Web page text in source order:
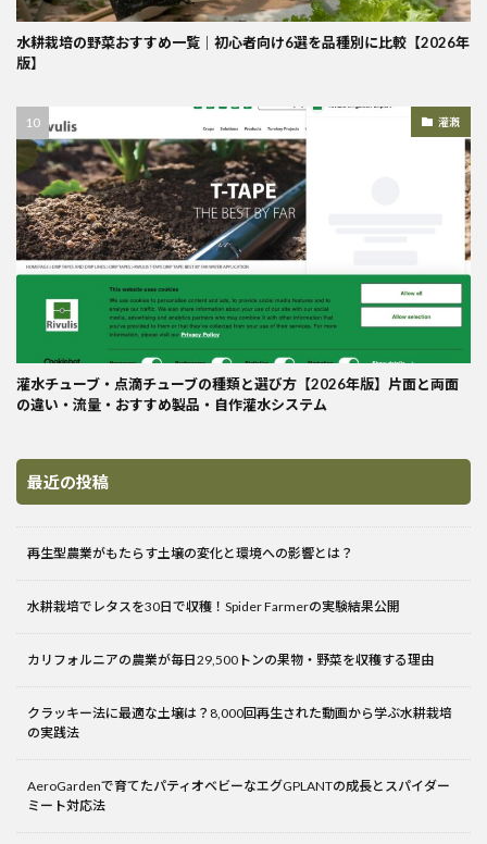
水耕栽培の野菜おすすめ一覧｜初心者向け6選を品種別に比較【2026年
版】
灌漑
灌水チューブ・点滴チューブの種類と選び方【2026年版】片面と両面
の違い・流量・おすすめ製品・自作灌水システム
最近の投稿
再生型農業がもたらす土壌の変化と環境への影響とは？
水耕栽培でレタスを30日で収穫！Spider Farmerの実験結果公開
カリフォルニアの農業が毎日29,500トンの果物・野菜を収穫する理由
クラッキー法に最適な土壌は？8,000回再生された動画から学ぶ水耕栽培
の実践法
AeroGardenで育てたパティオベビーなエグGPLANTの成長とスパイダー
ミート対応法